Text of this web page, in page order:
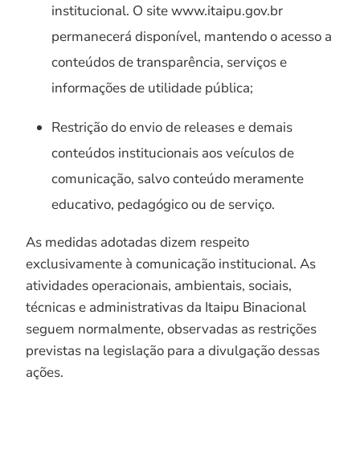
institucional. O site www.itaipu.gov.br
permanecerá disponível, mantendo o acesso a
conteúdos de transparência, serviços e
informações de utilidade pública;
Restrição do envio de releases e demais
conteúdos institucionais aos veículos de
comunicação, salvo conteúdo meramente
educativo, pedagógico ou de serviço.
As medidas adotadas dizem respeito
exclusivamente à comunicação institucional. As
atividades operacionais, ambientais, sociais,
técnicas e administrativas da Itaipu Binacional
seguem normalmente, observadas as restrições
previstas na legislação para a divulgação dessas
ações.